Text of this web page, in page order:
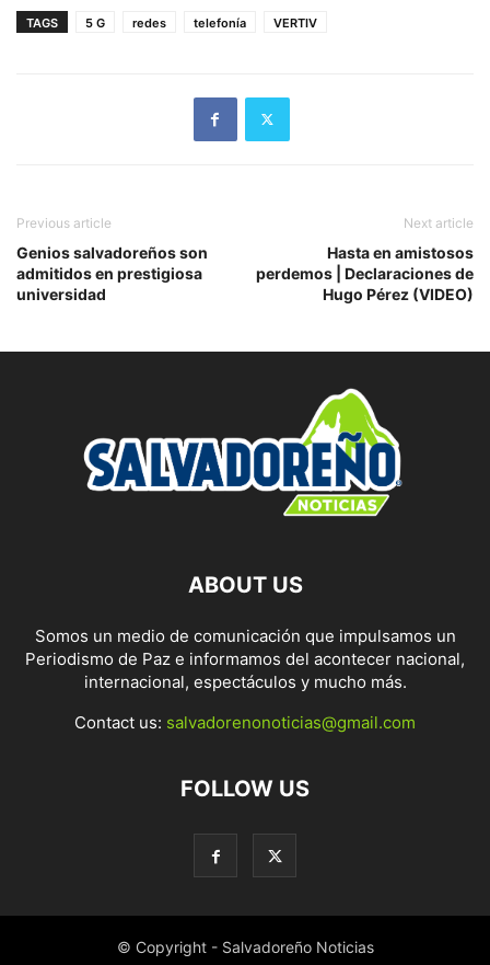
TAGS 5 G redes telefonía VERTIV
Previous article
Genios salvadoreños son
admitidos en prestigiosa
universidad
Next article
Hasta en amistosos
perdemos | Declaraciones de
Hugo Pérez (VIDEO)
ABOUT US
Somos un medio de comunicación que impulsamos un
Periodismo de Paz e informamos del acontecer nacional,
internacional, espectáculos y mucho más.
Contact us: salvadorenonoticias@gmail.com
FOLLOW US
© Copyright - Salvadoreño Noticias